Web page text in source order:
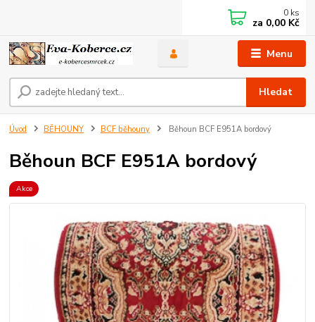
Menu
Hledat
0 ks
za 0,00 Kč
Úvod BĚHOUNY BCF běhouny Běhoun BCF E951A bordový
Běhoun BCF E951A bordový
Akce